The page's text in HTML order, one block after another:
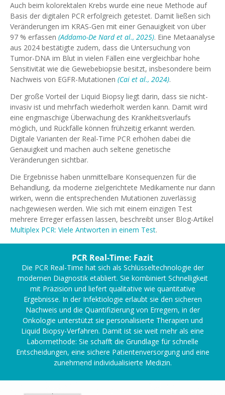
Auch beim kolorektalen Krebs wurde eine neue Methode auf
Basis der digitalen PCR erfolgreich getestet. Damit ließen sich
Veränderungen im KRAS-Gen mit einer Genauigkeit von über
97 % erfassen (Addamo-De Nard et al., 2025). Eine Metaanalyse
aus 2024 bestätigte zudem, dass die Untersuchung von
Tumor-DNA im Blut in vielen Fällen eine vergleichbar hohe
Sensitivität wie die Gewebebiopsie besitzt, insbesondere beim
Nachweis von EGFR-Mutationen (Cai et al., 2024).
Der große Vorteil der Liquid Biopsy liegt darin, dass sie nicht-
invasiv ist und mehrfach wiederholt werden kann. Damit wird
eine engmaschige Überwachung des Krankheitsverlaufs
möglich, und Rückfälle können frühzeitig erkannt werden.
Digitale Varianten der Real-Time PCR erhöhen dabei die
Genauigkeit und machen auch seltene genetische
Veränderungen sichtbar.
Die Ergebnisse haben unmittelbare Konsequenzen für die
Behandlung, da moderne zielgerichtete Medikamente nur dann
wirken, wenn die entsprechenden Mutationen zuverlässig
nachgewiesen werden. Wie sich mit einem einzigen Test
mehrere Erreger erfassen lassen, beschreibt unser Blog-Artikel
Multiplex PCR: Viele Antworten in einem Test.
PCR Real-Time: Fazit
Die PCR Real-Time hat sich als Schlüsseltechnologie der
modernen Diagnostik etabliert. Sie kombiniert Schnelligkeit
mit Präzision und liefert qualitative wie quantitative
Ergebnisse. In der Infektiologie erlaubt sie den sicheren
Nachweis und die Quantifizierung von Erregern, in der
Onkologie unterstützt sie personalisierte Therapien und
Liquid Biopsy-Verfahren. Damit ist sie weit mehr als eine
Labormethode: Sie schafft die Grundlage für schnelle
Entscheidungen, eine sichere Patientenversorgung und eine
zunehmend individualisierte Medizin.